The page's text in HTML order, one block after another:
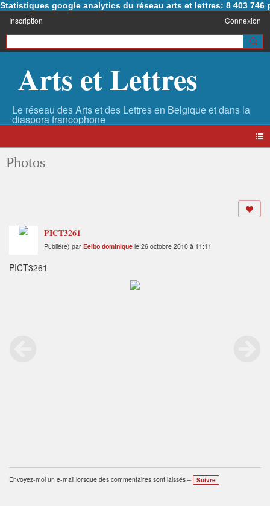
Statistiques google analytics du réseau arts et lettres: 8 403 746
Inscription Connexion
Arts et Lettres
Photos
PICT3261
Publié(e) par Eelbo dominique le 26 octobre 2010 à 11:11
PICT3261
Envoyez-moi un e-mail lorsque des commentaires sont laissés – Suivre